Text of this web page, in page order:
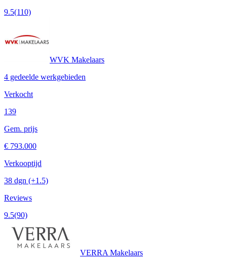
9.5(110)
WVK Makelaars
4 gedeelde werkgebieden
Verkocht
139
Gem. prijs
€ 793.000
Verkooptijd
38 dgn (+1.5)
Reviews
9.5(90)
VERRA Makelaars